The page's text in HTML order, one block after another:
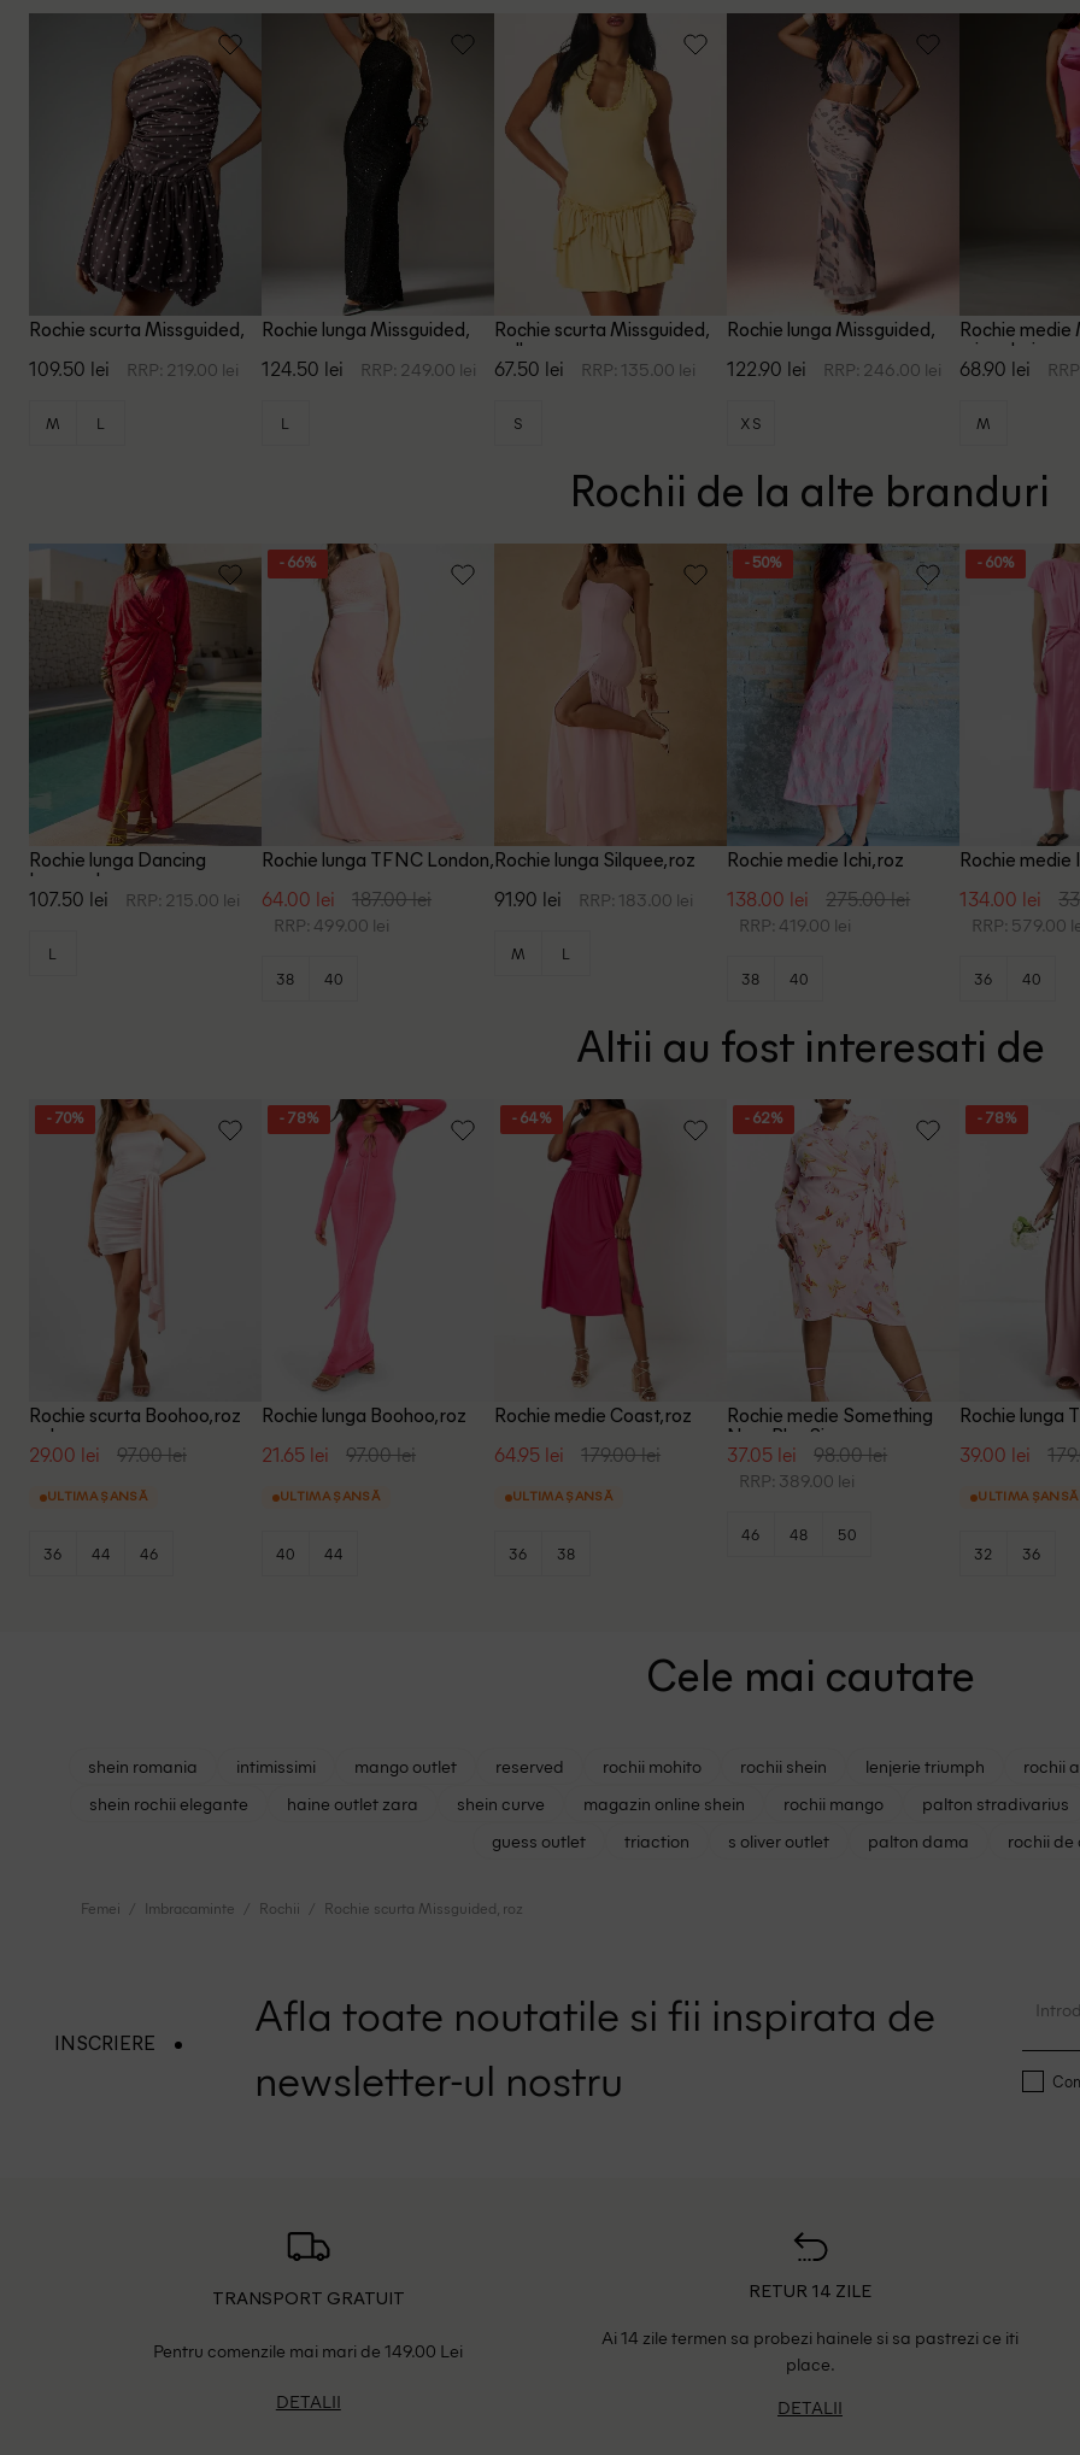
Rochie scurta Missguided,
109.50 lei RRP: 219.00 lei
M L
Rochie lunga Missguided,
124.50 lei RRP: 249.00 lei
L
Rochie scurta Missguided,
galben
67.50 lei RRP: 135.00 lei
S
Rochie lunga Missguided,
122.90 lei RRP: 246.00 lei
XS
Rochie medie
mix culori
68.90 lei
M
Rochii de la alte branduri
Rochie lunga Dancing
Leopard, roz
107.50 lei RRP: 215.00 lei
L
- 66%
Rochie lunga TFNC London,
64.00 lei 187.00 lei
RRP: 499.00 lei
38 40
Rochie lunga Silquee, roz
91.90 lei RRP: 183.00 lei
M L
- 50%
Rochie medie Ichi, roz
138.00 lei 275.00 lei
RRP: 419.00 lei
38 40
- 60%
Rochie medie
134.00 lei
RRP: 579.00
36 40
Altii au fost interesati de
- 70%
Rochie scurta Boohoo, roz
pal
29.00 lei 97.00 lei
ULTIMA ȘANSĂ
36 44 46
- 78%
Rochie lunga Boohoo, roz
21.65 lei 97.00 lei
ULTIMA ȘANSĂ
40 44
- 64%
Rochie medie Coast, roz
64.95 lei 179.00 lei
ULTIMA ȘANSĂ
36 38
- 62%
Rochie medie Something
New Plus Size, roz
37.05 lei 98.00 lei
RRP: 389.00 lei
46 48 50
- 78%
Rochie lunga
39.00 lei
ULTIMA ȘANSĂ
32 36
Cele mai cautate
shein romania intimissimi mango outlet reserved rochii mohito rochii shein lenjerie triumph rochii
shein rochii elegante
haine outlet zara shein curve magazin online shein rochii mango palton stradivarius
guess outlet
triaction s oliver outlet palton dama rochii de
Femei Imbracaminte Rochii Rochie scurta Missguided, roz
INSCRIERE
Afla toate noutatile si fii inspirata de
newsletter-ul nostru
TRANSPORT GRATUIT
Pentru comenzile mai mari de 149.00 Lei
DETALII
RETUR 14 ZILE
Ai 14 zile termen sa probezi hainele si sa pastrezi ce iti
place.
DETALII